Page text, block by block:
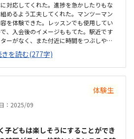
対応してくれた。進捗を急かしたりもな
めるよう工夫してくれた。マンツーマン
を体験できた。レッスンでも使用してい
、入会後のイメージももてた。駅近です
ーがなく、また付近に時間をつぶしやす
しれないです。清潔で広々としていると
自体は古いです。トイレも子供用はなく、
なります。キンダリークラスは、隔週実
)なので少し高い印象です。
を読む(277字)
体験生
：2025/09
子どもは楽しそうにすることができ